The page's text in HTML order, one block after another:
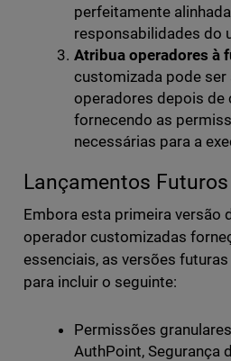
perfeitamente
responsabilidades do
Atribua operadores à
customizada pode ser
operadores depois de
fornecendo as
necessárias para a
Lançamentos Futuros
Embora esta primeira versão
operador customizadas
essenciais, as versões
para incluir o seguinte:
Permissões
AuthPoint, Segurança